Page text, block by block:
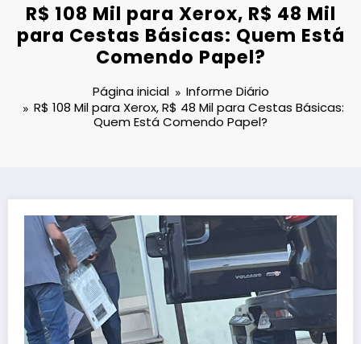
R$ 108 Mil para Xerox, R$ 48 Mil
para Cestas Básicas: Quem Está
Comendo Papel?
Página inicial
Informe Diário
R$ 108 Mil para Xerox, R$ 48 Mil para Cestas Básicas:
Quem Está Comendo Papel?